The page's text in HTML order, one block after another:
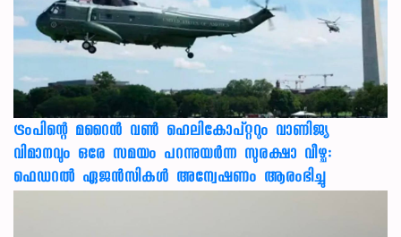
ട്രംപിന്റെ മറൈന്‍ വണ്‍ ഹെലികോപ്റ്ററും വാണിജ്യ
വിമാനവും ഒരേ സമയം പറന്നുയര്‍ന്ന സുരക്ഷാ വീഴ്ച:
ഫെഡറല്‍ ഏജന്‍സികള്‍ അന്വേഷണം ആരംഭിച്ചു